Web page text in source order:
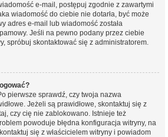
e-mail, postępuj zgodnie z zawartymi
wiadomość do ciebie nie dotarła, być może
adres e-mail lub wiadomość została
Jeśli na pewno podany przez ciebie
spróbuj skontaktować się z administratorem.
pierwsze sprawdź, czy twoja nazwa
Jeżeli są prawidłowe, skontaktuj się z
czy cię nie zablokowano. Istnieje też
powoduje błędna konfiguracja witryny, na
się z właścicielem witryny i powiadom